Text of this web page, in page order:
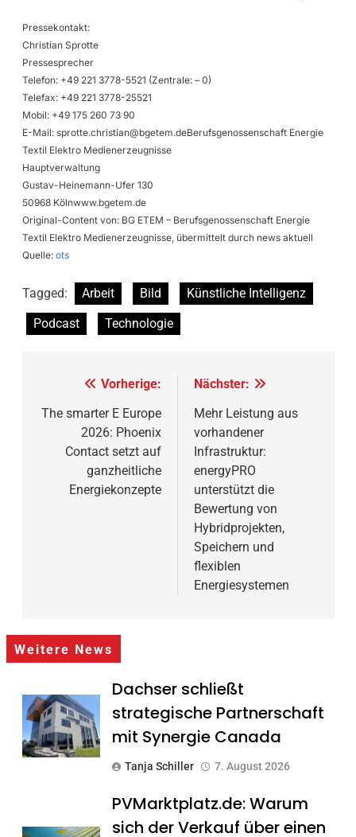
Pressekontakt:
Christian Sprotte
Pressesprecher
Telefon: +49 221 3778-5521 (Zentrale: – 0)
Telefax: +49 221 3778-25521
Mobil: +49 175 260 73 90
E-Mail: sprotte.christian@bgetem.deBerufsgenossenschaftEnergie
Textil Elektro Medienerzeugnisse
Hauptverwaltung
Gustav-Heinemann-Ufer 130
50968 Kölnwww.bgetem.de
Original-Content von: BG ETEM – Berufsgenossenschaft Energie
Textil Elektro Medienerzeugnisse, übermittelt durch news aktuell
Quelle: ots
Tagged: Arbeit Bild
Künstliche Intelligenz
Podcast
Technologie
Beitragsnavigation
Vorherige:
The smarter E Europe
2026: Phoenix
Contact setzt auf
ganzheitliche
Energiekonzepte
Nächster:
Mehr Leistung aus
vorhandener
Infrastruktur:
energyPRO
unterstützt die
Bewertung von
Hybridprojekten,
Speichern und
flexiblen
Energiesystemen
Weitere News
Dachser schließt
strategische Partnerschaft
mit Synergie Canada
Tanja Schiller 7. August 2026
PVMarktplatz.de: Warum
sich der Verkauf über einen